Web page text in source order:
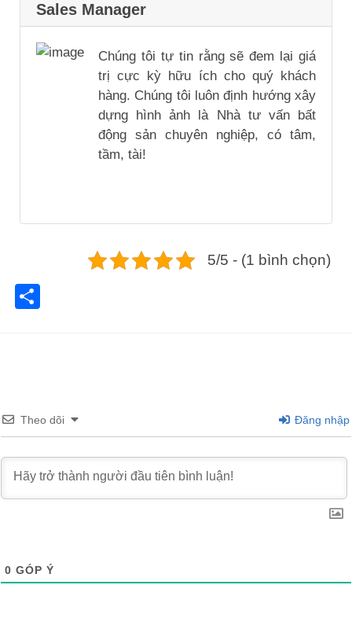
Sales Manager
Chúng tôi tự tin rằng sẽ đem lại giá
trị cực kỳ hữu ích cho quý khách
hàng. Chúng tôi luôn định hướng xây
dựng hình ảnh là Nhà tư vấn bất
động sản chuyên nghiệp, có tâm,
tầm, tài!
5/5 - (1 bình chọn)
Theo dõi Đăng nhập
0 GÓP Ý